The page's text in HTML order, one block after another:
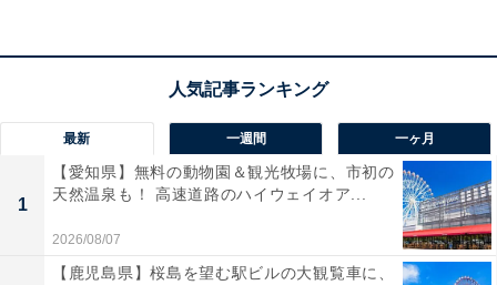
最新 一週間 一ヶ月
1
【愛知県】無料の動物園＆観光牧場に、市初の
天然温泉も！ 高速道路のハイウェイオア...
2026/08/07
【鹿児島県】桜島を望む駅ビルの大観覧車に、